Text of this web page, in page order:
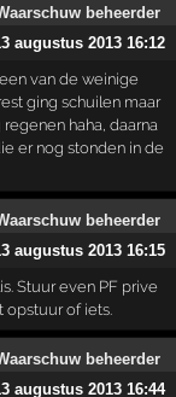
augustus 2013 16:12
van de weinige
ging schuilen maar
haha, daarna
er nog stonden in de
augustus 2013 16:15
Stuur even PF prive
opstuur of iets.
augustus 2013 16:44